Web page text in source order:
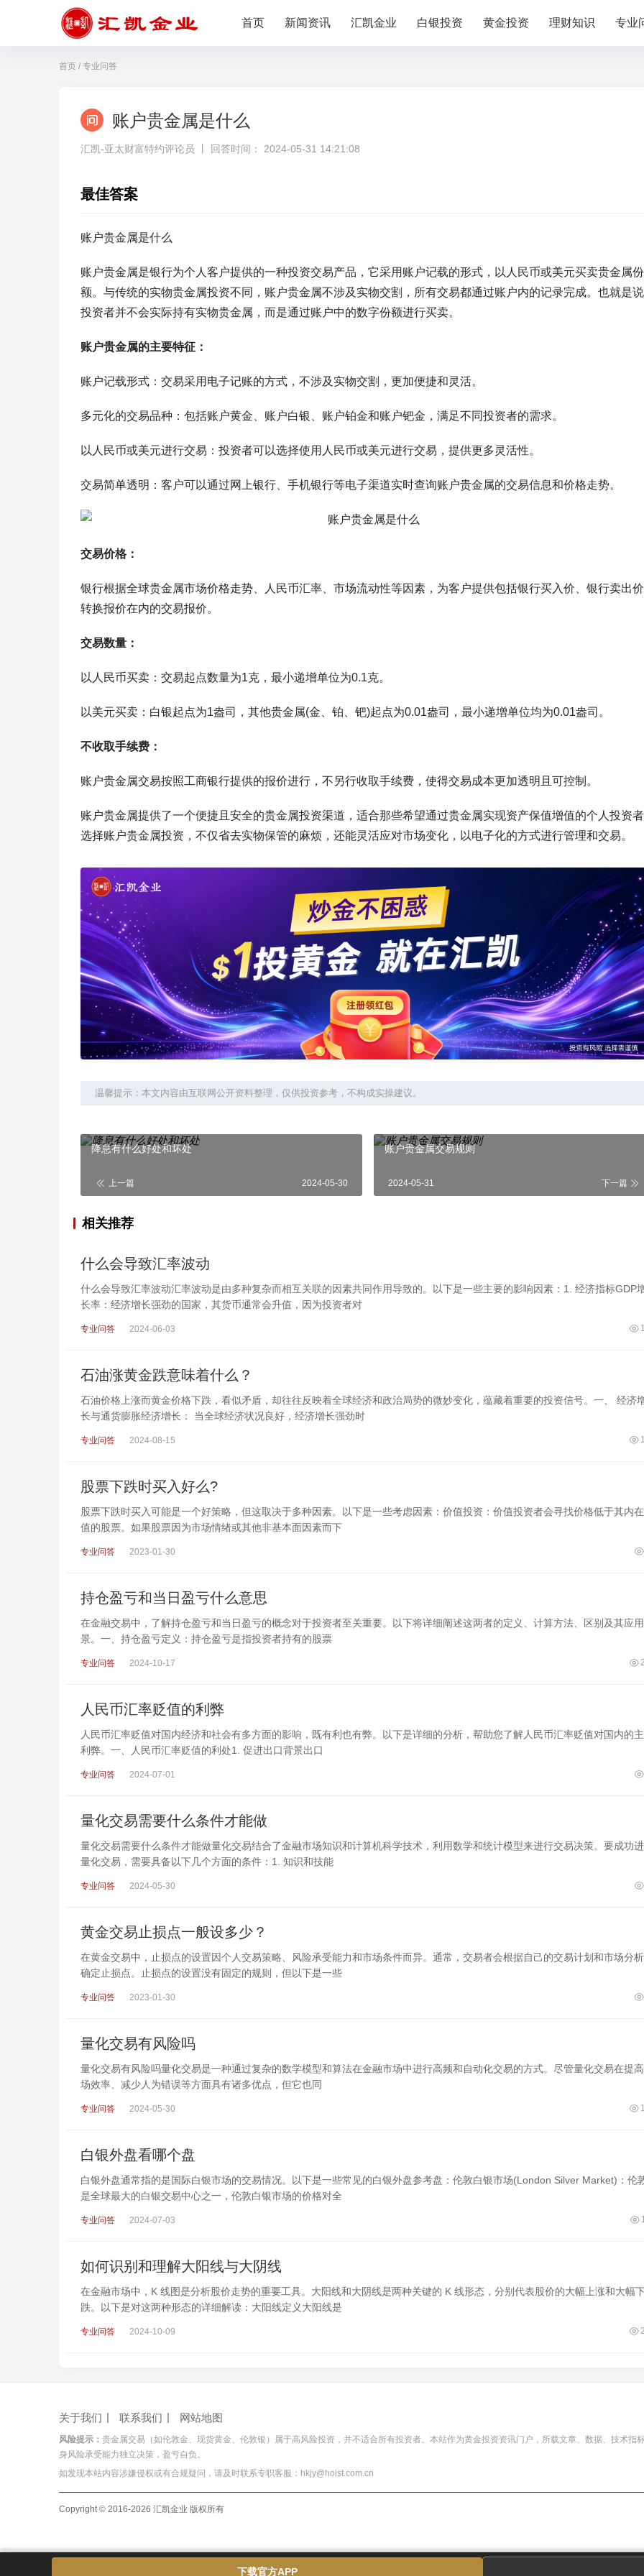
首页 新闻资讯 汇凯金业 白银投资 黄金投资 理财知识 专业
首页 / 专业问答
账户贵金属是什么
汇凯-亚太财富特约评论员 丨 回答时间： 2024-05-31 14:21:08
最佳答案
账户贵金属是什么
账户贵金属是银行为个人客户提供的一种投资交易产品，它采用账户记载的形式，以人民币或美元买卖贵金属份
额。与传统的实物贵金属投资不同，账户贵金属不涉及实物交割，所有交易都通过账户内的记录完成。也就是说
投资者并不会实际持有实物贵金属，而是通过账户中的数字份额进行买卖。
账户贵金属的主要特征：
账户记载形式：交易采用电子记账的方式，不涉及实物交割，更加便捷和灵活。
多元化的交易品种：包括账户黄金、账户白银、账户铂金和账户钯金，满足不同投资者的需求。
以人民币或美元进行交易：投资者可以选择使用人民币或美元进行交易，提供更多灵活性。
交易简单透明：客户可以通过网上银行、手机银行等电子渠道实时查询账户贵金属的交易信息和价格走势。
交易价格：
银行根据全球贵金属市场价格走势、人民币汇率、市场流动性等因素，为客户提供包括银行买入价、银行卖出
转换报价在内的交易报价。
交易数量：
以人民币买卖：交易起点数量为1克，最小递增单位为0.1克。
以美元买卖：白银起点为1盎司，其他贵金属(金、铂、钯)起点为0.01盎司，最小递增单位均为0.01盎司。
不收取手续费：
账户贵金属交易按照工商银行提供的报价进行，不另行收取手续费，使得交易成本更加透明且可控制。
账户贵金属提供了一个便捷且安全的贵金属投资渠道，适合那些希望通过贵金属实现资产保值增值的个人投资者
选择账户贵金属投资，不仅省去实物保管的麻烦，还能灵活应对市场变化，以电子化的方式进行管理和交易。
温馨提示：本文内容由互联网公开资料整理，仅供投资参考，不构成实操建议。
降息有什么好处和坏处
上一篇 2024-05-30
账户贵金属交易规则
2024-05-31 下一篇
相关推荐
什么会导致汇率波动
什么会导致汇率波动汇率波动是由多种复杂而相互关联的因素共同作用导致的。以下是一些主要的影响因素：1. 经济指标GDP
长率：经济增长强劲的国家，其货币通常会升值，因为投资者对
专业问答 2024-06-03
石油涨黄金跌意味着什么？
石油价格上涨而黄金价格下跌，看似矛盾，却往往反映着全球经济和政治局势的微妙变化，蕴藏着重要的投资信号。一、 经济
长与通货膨胀经济增长： 当全球经济状况良好，经济增长强劲时
专业问答 2024-08-15
股票下跌时买入好么?
股票下跌时买入可能是一个好策略，但这取决于多种因素。以下是一些考虑因素：价值投资：价值投资者会寻找价格低于其内
值的股票。如果股票因为市场情绪或其他非基本面因素而下
专业问答 2023-01-30
持仓盈亏和当日盈亏什么意思
在金融交易中，了解持仓盈亏和当日盈亏的概念对于投资者至关重要。以下将详细阐述这两者的定义、计算方法、区别及其应
景。一、持仓盈亏定义：持仓盈亏是指投资者持有的股票
专业问答 2024-10-17
人民币汇率贬值的利弊
人民币汇率贬值对国内经济和社会有多方面的影响，既有利也有弊。以下是详细的分析，帮助您了解人民币汇率贬值对国内的
利弊。一、人民币汇率贬值的利处1. 促进出口背景出口
专业问答 2024-07-01
量化交易需要什么条件才能做
量化交易需要什么条件才能做量化交易结合了金融市场知识和计算机科学技术，利用数学和统计模型来进行交易决策。要成功
量化交易，需要具备以下几个方面的条件：1. 知识和技能
专业问答 2024-05-30
黄金交易止损点一般设多少？
在黄金交易中，止损点的设置因个人交易策略、风险承受能力和市场条件而异。通常，交易者会根据自己的交易计划和市场分
确定止损点。止损点的设置没有固定的规则，但以下是一些
专业问答 2023-01-30
量化交易有风险吗
量化交易有风险吗量化交易是一种通过复杂的数学模型和算法在金融市场中进行高频和自动化交易的方式。尽管量化交易在提
场效率、减少人为错误等方面具有诸多优点，但它也同
专业问答 2024-05-30
白银外盘看哪个盘
白银外盘通常指的是国际白银市场的交易情况。以下是一些常见的白银外盘参考盘：伦敦白银市场(London Silver Market)：伦
是全球最大的白银交易中心之一，伦敦白银市场的价格对全
专业问答 2024-07-03
如何识别和理解大阳线与大阴线
在金融市场中，K 线图是分析股价走势的重要工具。大阳线和大阴线是两种关键的 K 线形态，分别代表股价的大幅上涨和大幅
跌。以下是对这两种形态的详细解读：大阳线定义大阳线是
专业问答 2024-10-09
关于我们 联系我们 网站地图
风险提示： 贵金属交易（如伦敦金、现货黄金、伦敦银）属于高风险投资，并不适合所有投资者。本站作为黄金投资资讯门户，所载文章、数据、技术指
身风险承受能力独立决策，盈亏自负。
如发现本站内容涉嫌侵权或有合规疑问，请及时联系专职客服：hkjy@hoist.com.cn
Copyright © 2016-2026 汇凯金业 版权所有
下载官方APP